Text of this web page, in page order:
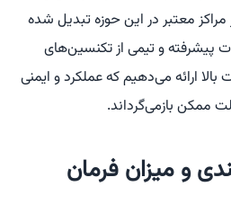
مراکز معتبر در این حوزه تبدیل شده
پیشرفته و تیمی از تکنسین‌های
ارائه می‌دهیم که عملکرد و ایمنی
ممکن بازمی‌گرداند.
و میزان فرمان